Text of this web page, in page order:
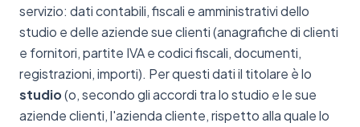
servizio: dati contabili, fiscali e amministrativi dello
studio e delle aziende sue clienti (anagrafiche di clienti
e fornitori, partite IVA e codici fiscali, documenti,
registrazioni, importi). Per questi dati il titolare è lo
studio(o, secondo gli accordi tra lo studio e le sue
aziende clienti, l'azienda cliente, rispetto alla quale lo